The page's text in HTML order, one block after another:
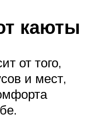
каюты
от того,
и мест,